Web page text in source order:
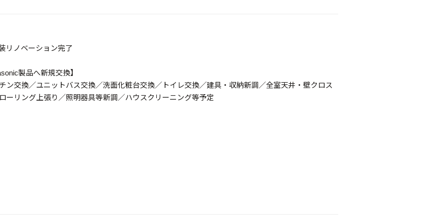
リノベーション完了
製品へ新規交換】
ン交換／ユニットバス交換／洗面化粧台交換／トイレ交換／建具・収納新調／全室天井・壁クロス
ーリング上張り／照明器具等新調／ハウスクリーニング等予定